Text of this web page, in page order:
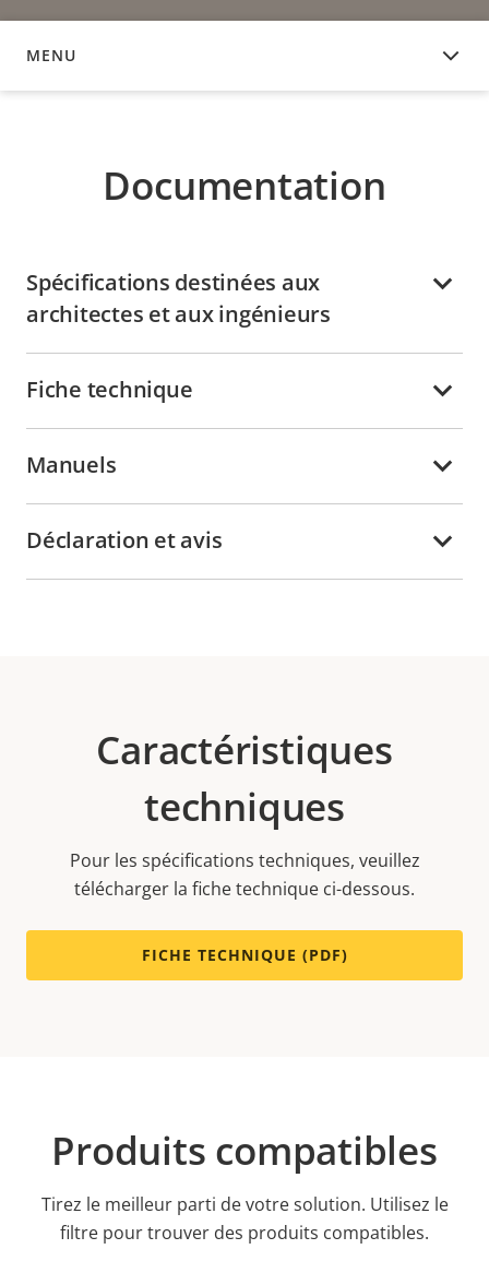
MENU
DOCUMENTATION
Documentation
Spécifications destinées aux
architectes et aux ingénieurs
Fiche technique
Manuels
Déclaration et avis
Caractéristiques
techniques
Pour les spécifications techniques, veuillez
télécharger la fiche technique ci-dessous.
FICHE TECHNIQUE (PDF)
Produits compatibles
Tirez le meilleur parti de votre solution. Utilisez le
filtre pour trouver des produits compatibles.